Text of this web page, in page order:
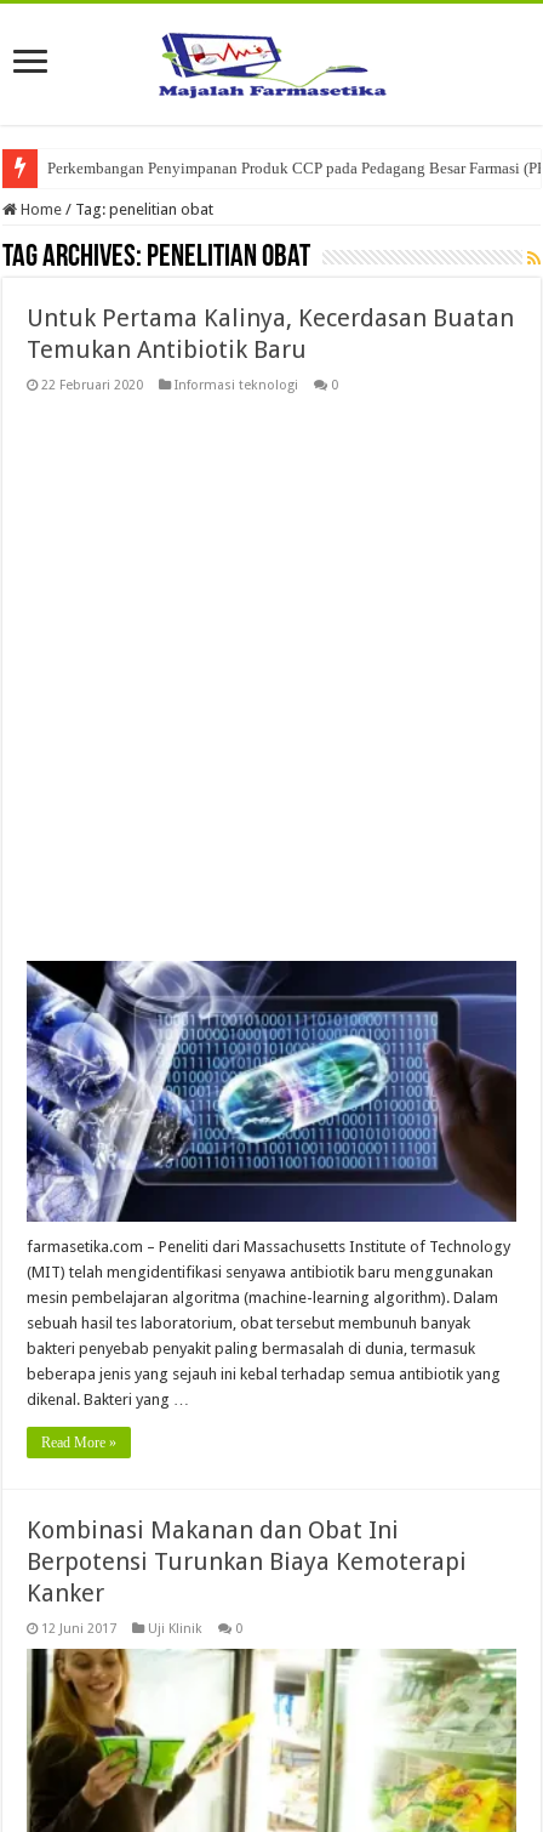
Perkembangan Penyimpanan Produk CCP pada Pedagang Besar Farmasi
Ketika Obat Menunggu Keputusan: Mengenal Peran Karantina Produk
Home / Tag:penelitian obat
Tag Archives: penelitian obat
Untuk Pertama Kalinya, Kecerdasan Buatan
Temukan Antibiotik Baru
22 Februari 2020 Informasi teknologi 0
farmasetika.com – Peneliti dari Massachusetts Institute of Technology
(MIT) telah mengidentifikasi senyawa antibiotik baru menggunakan
mesin pembelajaran algoritma (machine-learning algorithm). Dalam
sebuah hasil tes laboratorium, obat tersebut membunuh banyak
bakteri penyebab penyakit paling bermasalah di dunia, termasuk
beberapa jenis yang sejauh ini kebal terhadap semua antibiotik yang
dikenal. Bakteri yang …
Read More »
Kombinasi Makanan dan Obat Ini
Berpotensi Turunkan Biaya Kemoterapi
Kanker
12 Juni 2017 Uji Klinik 0